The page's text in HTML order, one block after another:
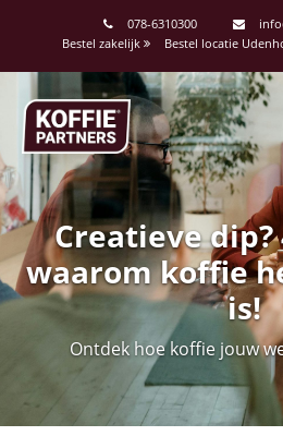
078-6310300
Bestel zakelijk
Bestel locatie
Creatieve
waarom koffie
is!
Ontdek hoe koffie jouw